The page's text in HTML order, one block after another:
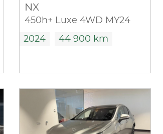
NX
450h+ Luxe 4WD MY24
2024 44 900 km